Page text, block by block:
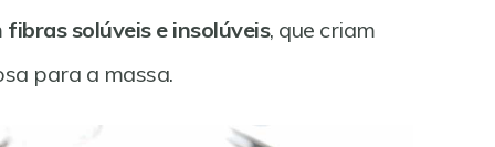
fibras solúveis e insolúveis, que criam
para a massa.